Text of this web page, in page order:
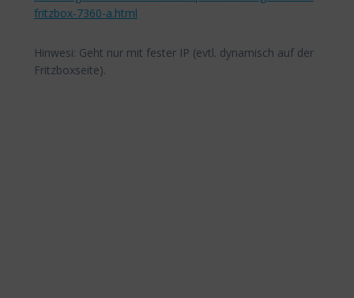
fritzbox-7360-a.html
Hinwesi: Geht nur mit fester IP (evtl. dynamisch auf der
Fritzboxseite).